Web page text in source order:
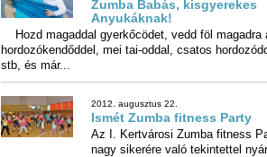
Anyukáknak!
Hozd magaddal gyerkőcödet, vedd föl magadra
hordozókendőddel, mei tai-oddal, csatos
stb, és már...
2012. augusztus 22.
Ismét Zumba fitness Party
Az I. Kertvárosi Zumba fitness
nagy sikerére való tekintettel